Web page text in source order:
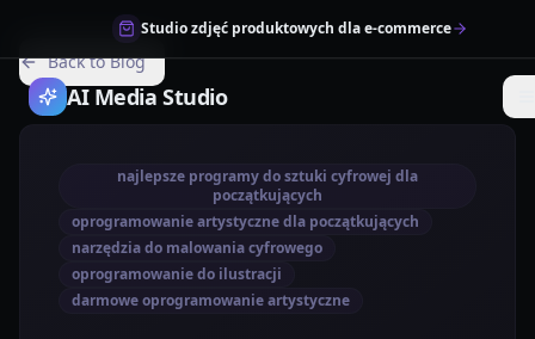
Studio zdjęć produktowych dla e-commerce
AI Media Studio
Back to Blog
najlepsze programy do sztuki cyfrowej dla
początkujących
oprogramowanie artystyczne dla początkujących
narzędzia do malowania cyfrowego
oprogramowanie do ilustracji
darmowe oprogramowanie artystyczne